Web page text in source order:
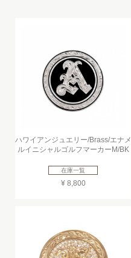
ハワイアンジュエリー/Brass/エナメ
ルイニシャルゴルフマーカーM/BK
在庫一覧
¥ 8,800